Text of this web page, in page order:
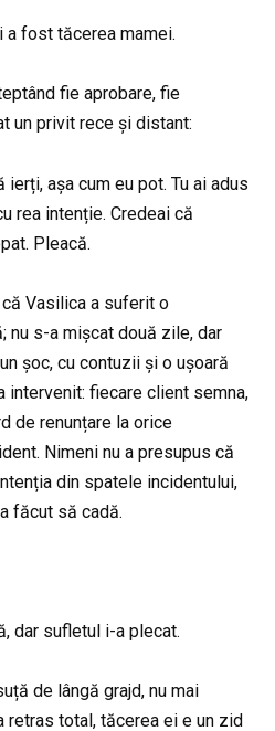
a fost tăcerea mamei.
fie aprobare, fie
un privit rece și distant:
așa cum eu pot. Tu ai adus
rea intenție. Credeai că
Pleacă.
Vasilica a suferit o
nu s-a mișcat două zile, dar
șoc, cu contuzii și o ușoară
intervenit: fiecare client semna,
de renunțare la orice
Nimeni nu a presupus că
din spatele incidentului,
făcut să cadă.
dar sufletul i-a plecat.
de lângă grajd, nu mai
total, tăcerea ei e un zid